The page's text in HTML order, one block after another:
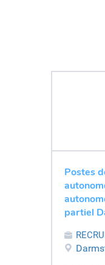
Postes
partiel